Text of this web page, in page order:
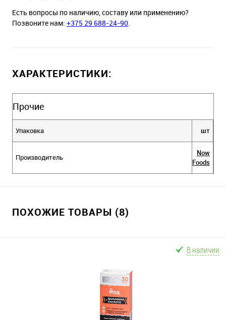
Есть вопросы по наличию, составу или применению?
Позвоните нам: +375 29 688-24-90
ХАРАКТЕРИСТИКИ:
Прочие
Упаковка шт
Производитель
Now
Foods
ПОХОЖИЕ ТОВАРЫ (8)
В наличии